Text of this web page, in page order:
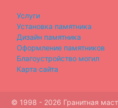
Услуги
Установка памятника
Дизайн памятника
Оформление памятников
Благоустройство могил
Карта сайта
© 1998 - 2026 Гранитная